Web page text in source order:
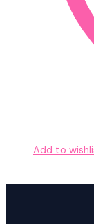
Add to